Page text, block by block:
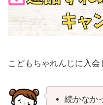
こどもちゃれんじに入会
続かなか